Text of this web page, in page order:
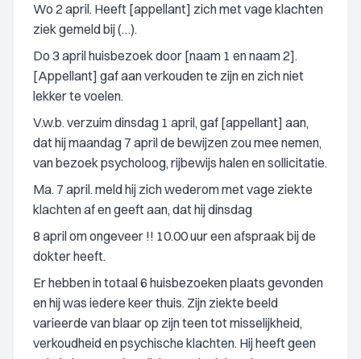
Wo 2 april. Heeft [appellant] zich met vage klachten
ziek gemeld bij (…).
Do 3 april huisbezoek door [naam 1 en naam 2].
[Appellant] gaf aan verkouden te zijn en zich niet
lekker te voelen.
V.w.b. verzuim dinsdag 1 april, gaf [appellant] aan,
dat hij maandag 7 april de bewijzen zou mee nemen,
van bezoek psycholoog, rijbewijs halen en sollicitatie.
Ma. 7 april. meld hij zich wederom met vage ziekte
klachten af en geeft aan, dat hij dinsdag
8 april om ongeveer !! 10.00 uur een afspraak bij de
dokter heeft.
Er hebben in totaal 6 huisbezoeken plaats gevonden
en hij was iedere keer thuis. Zijn ziekte beeld
varieerde van blaar op zijn teen tot misselijkheid,
verkoudheid en psychische klachten. Hij heeft geen